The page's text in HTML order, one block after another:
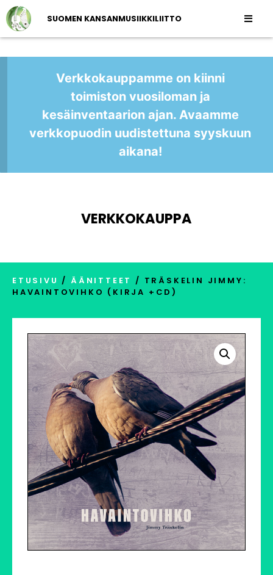
SUOMEN KANSANMUSIIKKILIITTO
Verkkokauppamme on kiinni
toimiston vuosiloman ja
kesäinventaarion ajan. Avaamme
verkkopuodin uudistettuna syyskuun
aikana!
VERKKOKAUPPA
ETUSIVU / ÄÄNITTEET / TRÄSKELIN JIMMY:
HAVAINTOVIHKO (KIRJA +CD)